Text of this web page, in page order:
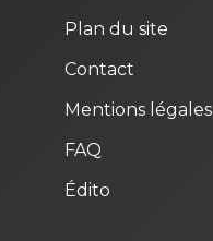
Plan du site
Contact
Mentions légales
FAQ
Édito